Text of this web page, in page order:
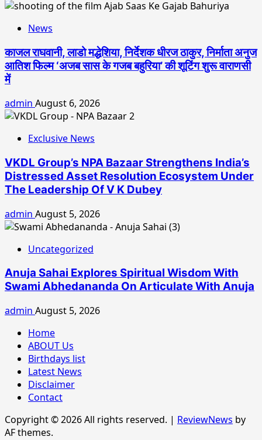
News
काजल राघवानी, लाडो मद्धेशिया, निर्देशक धीरज ठाकुर, निर्माता अनुज
आतिश फिल्म ‘अजब सास के गजब बहुरिया’ की शूटिंग शुरू वाराणसी
में
admin August 6, 2026
Exclusive News
VKDL Group’s NPA Bazaar Strengthens India’s
Distressed Asset Resolution Ecosystem Under
The Leadership Of V K Dubey
admin August 5, 2026
Uncategorized
Anuja Sahai Explores Spiritual Wisdom With
Swami Abhedananda On Articulate With Anuja
admin August 5, 2026
Home
ABOUT Us
Birthdays list
Latest News
Disclaimer
Contact
Copyright © 2026 All rights reserved. | ReviewNews by
AF themes.